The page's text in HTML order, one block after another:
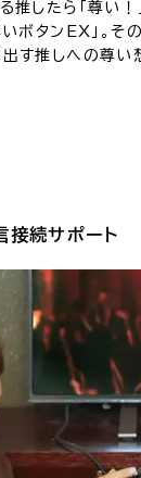
推したら「尊い！
いボタンEX」。そ
す推しへの尊い
続サポート